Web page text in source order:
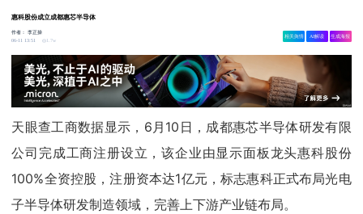
惠科股份成立成都惠芯半导体
作者：李正操
06-11 13:51
1.7w
相关舆情 AI解读 生成海报
天眼查工商数据显示，6月10日，成都惠芯半导体研发有限
公司完成工商注册设立，该企业由显示面板龙头惠科股份
100%全资控股，注册资本达1亿元，标志惠科正式布局光电
子半导体研发制造领域，完善上下游产业链布局。